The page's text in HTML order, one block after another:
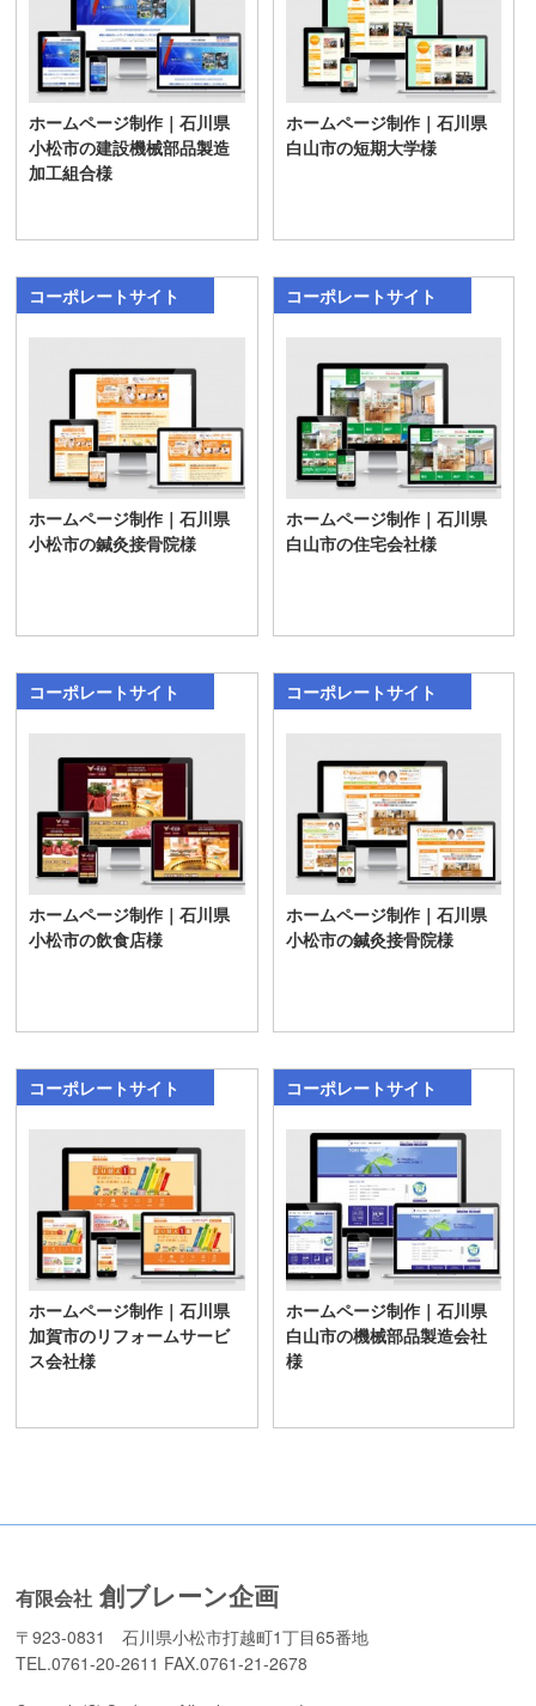
ホームページ制作｜石川県
小松市の建設機械部品製造
加工組合様
ホームページ制作｜石川県
白山市の短期大学様
コーポレートサイト
ホームページ制作｜石川県
小松市の鍼灸接骨院様
コーポレートサイト
ホームページ制作｜石川県
白山市の住宅会社様
コーポレートサイト
ホームページ制作｜石川県
小松市の飲食店様
コーポレートサイト
ホームページ制作｜石川県
小松市の鍼灸接骨院様
コーポレートサイト
ホームページ制作｜石川県
加賀市のリフォームサービ
ス会社様
コーポレートサイト
ホームページ制作｜石川県
白山市の機械部品製造会社
様
有限会社 創ブレーン企画
〒923-0831 石川県小松市打越町1丁目65番地
TEL.0761-20-2611 FAX.0761-21-2678